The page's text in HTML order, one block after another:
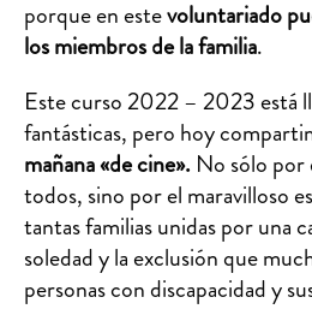
porque en estevoluntariado
los miembros de la familia.
Este curso 2022 – 2023 está
fantásticas, pero hoy
mañana «de cine». No sólo por
todos, sino por el maravilloso
tantas familias unidas por una
soledad y la exclusión que
personas con discapacidad y